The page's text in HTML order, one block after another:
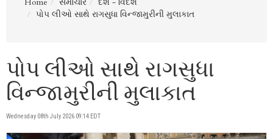
પોપ લીઓ સાથે રાગસુધા વિન્જામુરીની મુલાકાત
પોપ લીઓ સાથે રાગસુધા
વિન્જામુરીની મુલાકાત
Wednesday 08th July 2026 09:14 EDT